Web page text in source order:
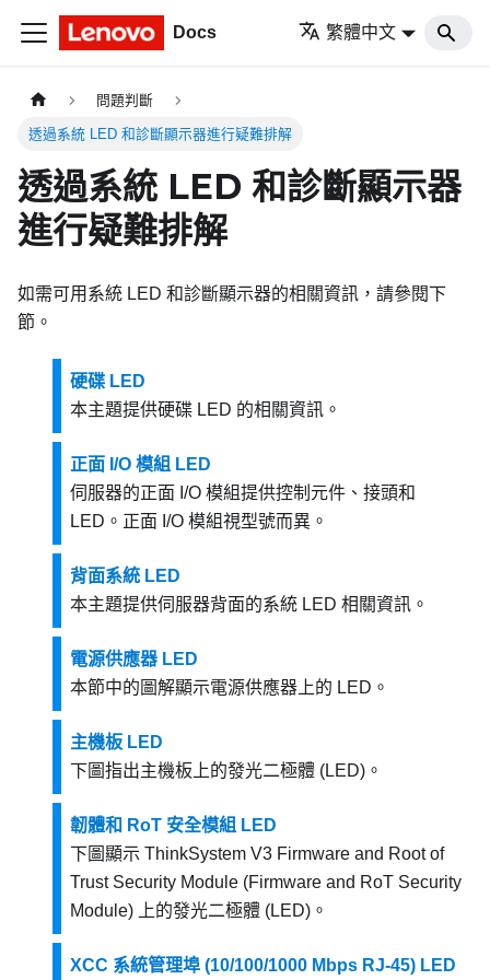
Docs 繁體中文
問題判斷
透過系統 LED 和診斷顯示器進行疑難排解
透過系統 LED 和診斷顯示器
進行疑難排解
如需可用系統 LED 和診斷顯示器的相關資訊，請參閱下
節。
硬碟 LED
本主題提供硬碟 LED 的相關資訊。
正面 I/O 模組 LED
伺服器的正面 I/O 模組提供控制元件、接頭和
LED。正面 I/O 模組視型號而異。
背面系統 LED
本主題提供伺服器背面的系統 LED 相關資訊。
電源供應器 LED
本節中的圖解顯示電源供應器上的 LED。
主機板 LED
下圖指出主機板上的發光二極體 (LED)。
韌體和 RoT 安全模組 LED
下圖顯示 ThinkSystem V3 Firmware and Root of
Trust Security Module (Firmware and RoT Security
Module) 上的發光二極體 (LED)。
XCC 系統管理埠 (10/100/1000 Mbps RJ-45) LED